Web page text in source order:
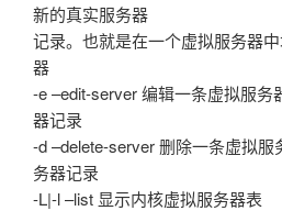
新的真实服务器
记录。也就是在一个虚拟服务器
器
-e –edit-server 编辑一条虚拟服
器记录
-d –delete-server 删除一条虚拟
务器记录
-L|-l –list 显示内核虚拟服务器表